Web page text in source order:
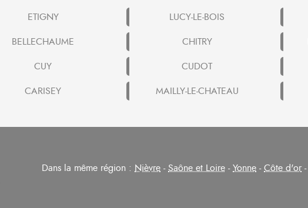
ETIGNY LUCY-LE-BOIS
BELLECHAUME CHITRY
CUY CUDOT
CARISEY MAILLY-LE-CHATEAU
Dans la même région : Nièvre -Saône et Loire -Yonne -Côte d'or -